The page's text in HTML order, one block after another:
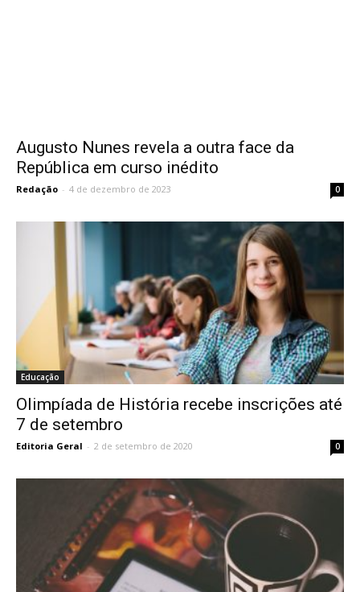
Augusto Nunes revela a outra face da
República em curso inédito
Redação - 4 de dezembro de 2023 0
Educação
Olimpíada de História recebe inscrições até
7 de setembro
Editoria Geral - 2 de setembro de 2020 0